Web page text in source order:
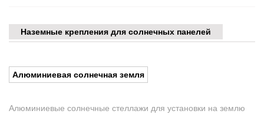
Наземные крепления для солнечных панелей
Алюминиевая солнечная земля
Алюминиевые солнечные стеллажи для установки на землю